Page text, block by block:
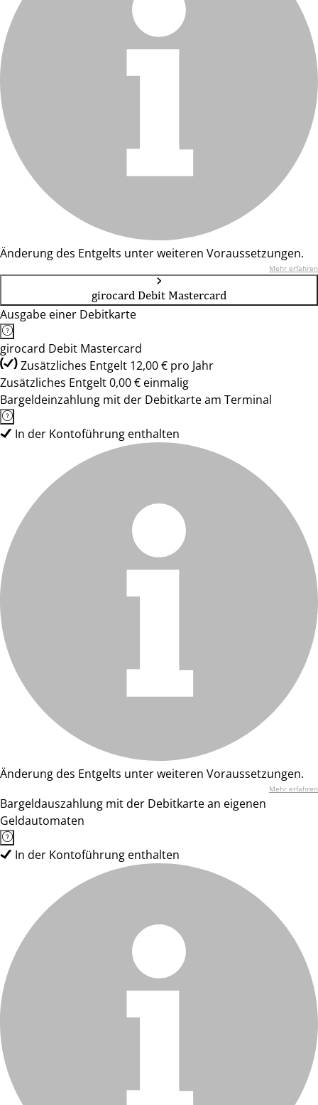
Änderung des Entgelts unter weiteren Voraussetzungen.
Mehr erfahren
girocard Debit Mastercard
Ausgabe einer Debitkarte
girocard Debit Mastercard
Zusätzliches Entgelt 12,00 € pro Jahr
Zusätzliches Entgelt 0,00 € einmalig
Bargeldeinzahlung mit der Debitkarte am Terminal
In der Kontoführung enthalten
Änderung des Entgelts unter weiteren Voraussetzungen.
Mehr erfahren
Bargeldauszahlung mit der Debitkarte an eigenen
Geldautomaten
In der Kontoführung enthalten